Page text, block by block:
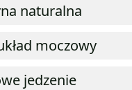
naturalna
moczowy
jedzenie